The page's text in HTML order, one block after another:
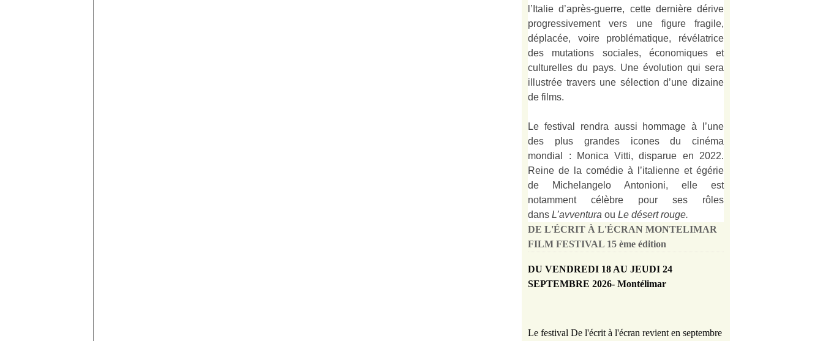
l’Italie d’après-guerre, cette dernière dérive
progressivement vers une figure fragile,
déplacée, voire problématique, révélatrice
des mutations sociales, économiques et
culturelles du pays. Une évolution qui sera
illustrée travers une sélection d’une dizaine
de films.
Le festival rendra aussi hommage à l’une
des plus grandes icones du cinéma
mondial : Monica Vitti, disparue en 2022.
Reine de la comédie à l’italienne et égérie
de Michelangelo Antonioni, elle est
notamment célèbre pour ses rôles
dans L’avventura ou Le désert rouge.
DE L'ÉCRIT À L'ÉCRAN MONTELIMAR
FILM FESTIVAL 15 ème édition
DU VENDREDI 18 AU JEUDI 24
SEPTEMBRE 2026- Montélimar
Le festival De l'écrit à l'écran revient en septembre